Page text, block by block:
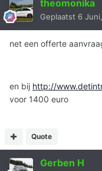
theomonika
Geplaatst 6
net een offerte
en bij http://
voor 1400 euro
Quote
Gerben H